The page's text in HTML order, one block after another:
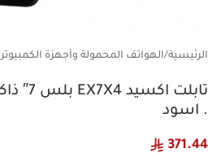
الرئيسية/الهواتف المحمولة وأجهزة الكمبيوتر
. اسود
371.44